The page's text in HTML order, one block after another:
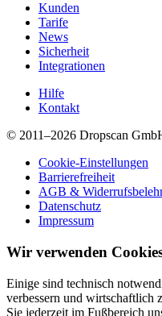
Kunden
Tarife
News
Sicherheit
Integrationen
Hilfe
Kontakt
© 2011–2026 Dropscan
Cookie-Einstellungen
Barrierefreiheit
AGB &
Datenschutz
Impressum
Wir verwenden
Einige sind technisch
verbessern und wirtschaftlich
Sie jederzeit im Fußbereich